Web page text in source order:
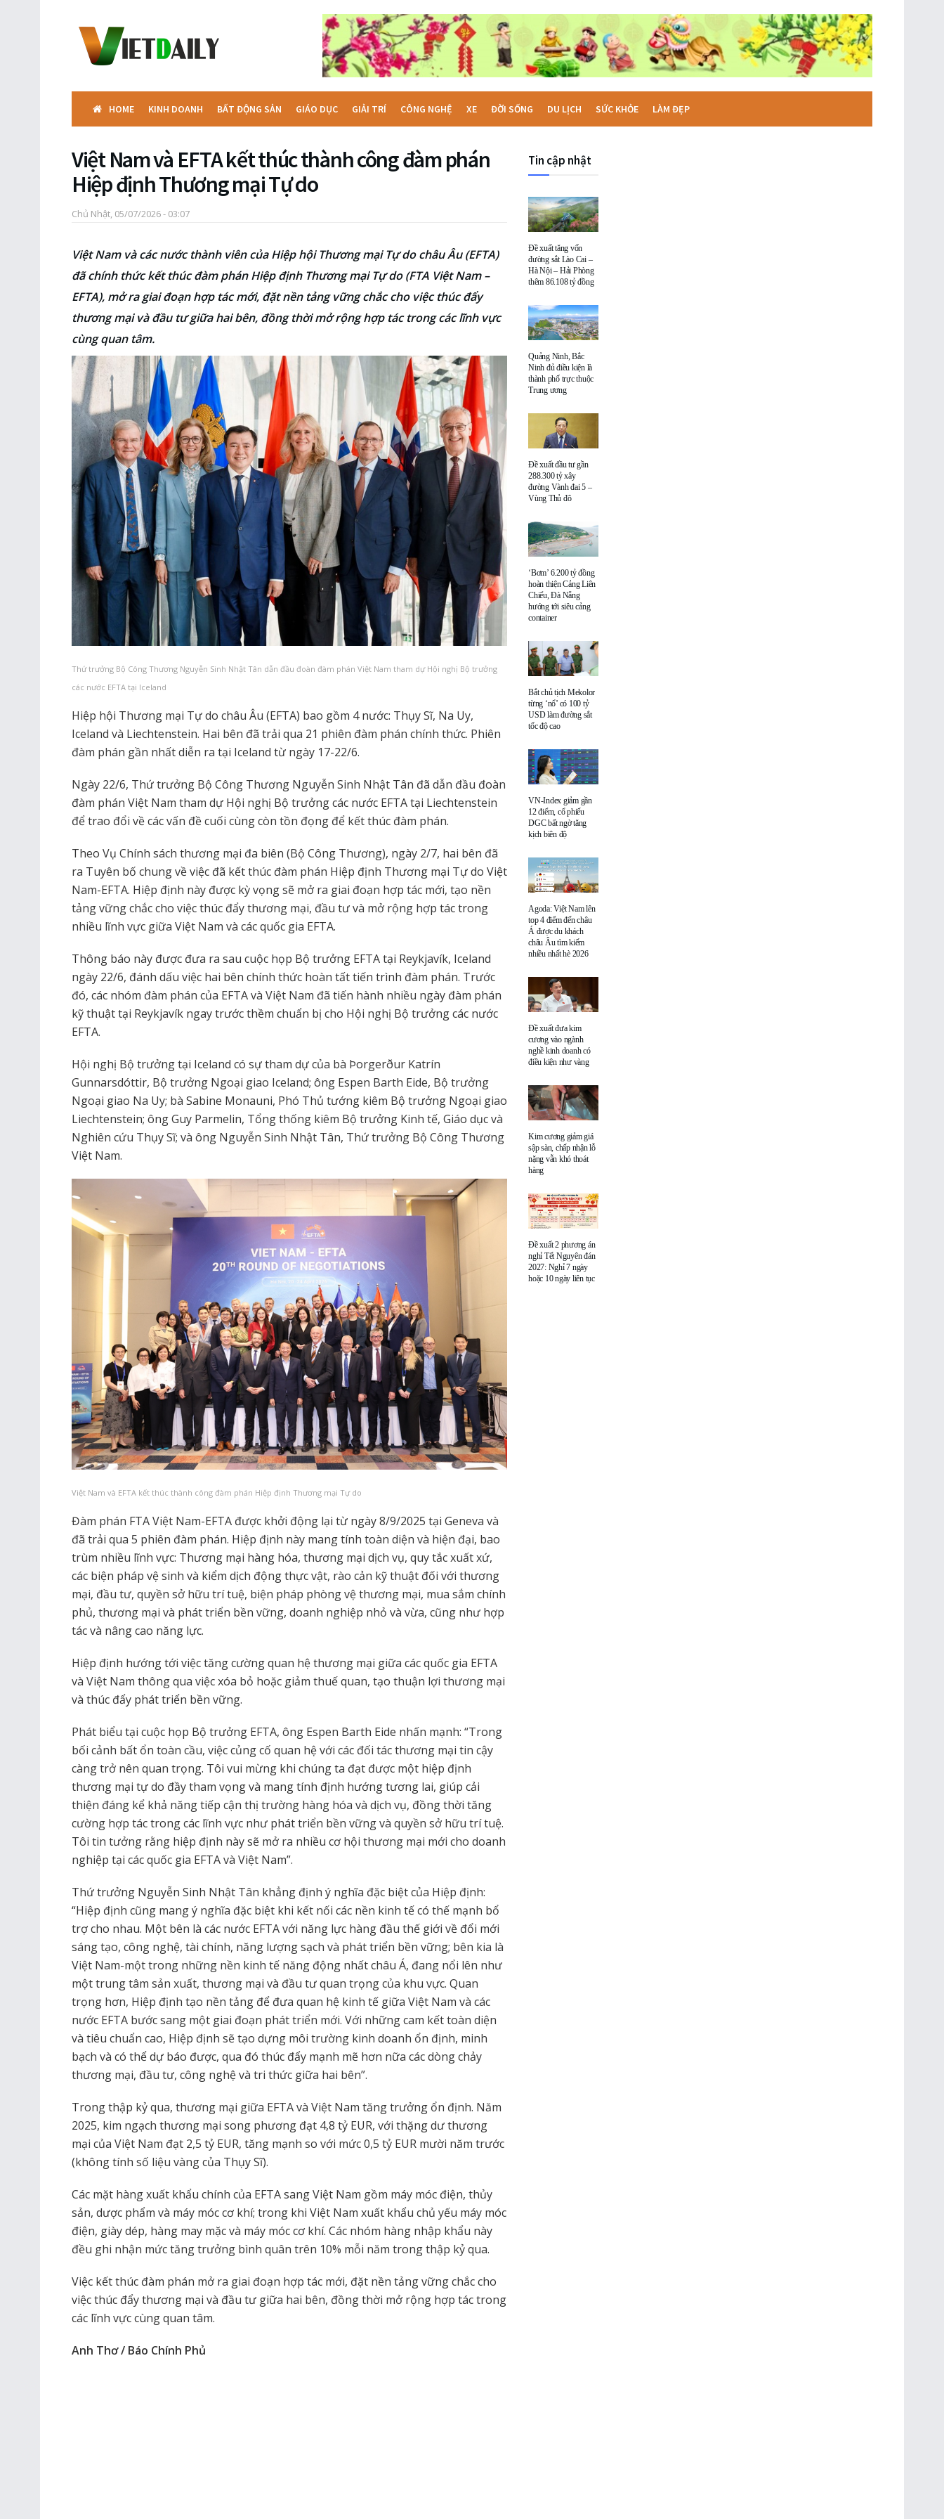
HOME KINH DOANH BẤT ĐỘNG SẢN GIÁO DỤC GIẢI TRÍ CÔNG NGHỆ XE ĐỜI SỐNG DU LỊCH SỨC KHỎE LÀM ĐẸP
Việt Nam và EFTA kết thúc thành công đàm phán
Hiệp định Thương mại Tự do
Chủ Nhật, 05/07/2026 - 03:07
Việt Nam và các nước thành viên của Hiệp hội Thương mại Tự do châu Âu (EFTA)
đã chính thức kết thúc đàm phán Hiệp định Thương mại Tự do (FTA Việt Nam –
EFTA), mở ra giai đoạn hợp tác mới, đặt nền tảng vững chắc cho việc thúc đẩy
thương mại và đầu tư giữa hai bên, đồng thời mở rộng hợp tác trong các lĩnh vực
cùng quan tâm.
Thứ trưởng Bộ Công Thương Nguyễn Sinh Nhật Tân dẫn đầu đoàn đàm phán Việt Nam tham dự Hội nghị Bộ trưởng
các nước EFTA tại Iceland
Hiệp hội Thương mại Tự do châu Âu (EFTA) bao gồm 4 nước: Thụy Sĩ, Na Uy,
Iceland và Liechtenstein. Hai bên đã trải qua 21 phiên đàm phán chính thức. Phiên
đàm phán gần nhất diễn ra tại Iceland từ ngày 17-22/6.
Ngày 22/6, Thứ trưởng Bộ Công Thương Nguyễn Sinh Nhật Tân đã dẫn đầu đoàn
đàm phán Việt Nam tham dự Hội nghị Bộ trưởng các nước EFTA tại Liechtenstein
để trao đổi về các vấn đề cuối cùng còn tồn đọng để kết thúc đàm phán.
Theo Vụ Chính sách thương mại đa biên (Bộ Công Thương), ngày 2/7, hai bên đã
ra Tuyên bố chung về việc đã kết thúc đàm phán Hiệp định Thương mại Tự do Việt
Nam-EFTA. Hiệp định này được kỳ vọng sẽ mở ra giai đoạn hợp tác mới, tạo nền
tảng vững chắc cho việc thúc đẩy thương mại, đầu tư và mở rộng hợp tác trong
nhiều lĩnh vực giữa Việt Nam và các quốc gia EFTA.
Thông báo này được đưa ra sau cuộc họp Bộ trưởng EFTA tại Reykjavík, Iceland
ngày 22/6, đánh dấu việc hai bên chính thức hoàn tất tiến trình đàm phán. Trước
đó, các nhóm đàm phán của EFTA và Việt Nam đã tiến hành nhiều ngày đàm phán
kỹ thuật tại Reykjavík ngay trước thềm chuẩn bị cho Hội nghị Bộ trưởng các nước
EFTA.
Hội nghị Bộ trưởng tại Iceland có sự tham dự của bà Þorgerður Katrín
Gunnarsdóttir, Bộ trưởng Ngoại giao Iceland; ông Espen Barth Eide, Bộ trưởng
Ngoại giao Na Uy; bà Sabine Monauni, Phó Thủ tướng kiêm Bộ trưởng Ngoại giao
Liechtenstein; ông Guy Parmelin, Tổng thống kiêm Bộ trưởng Kinh tế, Giáo dục và
Nghiên cứu Thụy Sĩ; và ông Nguyễn Sinh Nhật Tân, Thứ trưởng Bộ Công Thương
Việt Nam.
Việt Nam và EFTA kết thúc thành công đàm phán Hiệp định Thương mại Tự do
Đàm phán FTA Việt Nam-EFTA được khởi động lại từ ngày 8/9/2025 tại Geneva và
đã trải qua 5 phiên đàm phán. Hiệp định này mang tính toàn diện và hiện đại, bao
trùm nhiều lĩnh vực: Thương mại hàng hóa, thương mại dịch vụ, quy tắc xuất xứ,
các biện pháp vệ sinh và kiểm dịch động thực vật, rào cản kỹ thuật đối với thương
mại, đầu tư, quyền sở hữu trí tuệ, biện pháp phòng vệ thương mại, mua sắm chính
phủ, thương mại và phát triển bền vững, doanh nghiệp nhỏ và vừa, cũng như hợp
tác và nâng cao năng lực.
Hiệp định hướng tới việc tăng cường quan hệ thương mại giữa các quốc gia EFTA
và Việt Nam thông qua việc xóa bỏ hoặc giảm thuế quan, tạo thuận lợi thương mại
và thúc đẩy phát triển bền vững.
Phát biểu tại cuộc họp Bộ trưởng EFTA, ông Espen Barth Eide nhấn mạnh: “Trong
bối cảnh bất ổn toàn cầu, việc củng cố quan hệ với các đối tác thương mại tin cậy
càng trở nên quan trọng. Tôi vui mừng khi chúng ta đạt được một hiệp định
thương mại tự do đầy tham vọng và mang tính định hướng tương lai, giúp cải
thiện đáng kể khả năng tiếp cận thị trường hàng hóa và dịch vụ, đồng thời tăng
cường hợp tác trong các lĩnh vực như phát triển bền vững và quyền sở hữu trí tuệ.
Tôi tin tưởng rằng hiệp định này sẽ mở ra nhiều cơ hội thương mại mới cho doanh
nghiệp tại các quốc gia EFTA và Việt Nam”.
Thứ trưởng Nguyễn Sinh Nhật Tân khẳng định ý nghĩa đặc biệt của Hiệp định:
“Hiệp định cũng mang ý nghĩa đặc biệt khi kết nối các nền kinh tế có thế mạnh bổ
trợ cho nhau. Một bên là các nước EFTA với năng lực hàng đầu thế giới về đổi mới
sáng tạo, công nghệ, tài chính, năng lượng sạch và phát triển bền vững; bên kia là
Việt Nam-một trong những nền kinh tế năng động nhất châu Á, đang nổi lên như
một trung tâm sản xuất, thương mại và đầu tư quan trọng của khu vực. Quan
trọng hơn, Hiệp định tạo nền tảng để đưa quan hệ kinh tế giữa Việt Nam và các
nước EFTA bước sang một giai đoạn phát triển mới. Với những cam kết toàn diện
và tiêu chuẩn cao, Hiệp định sẽ tạo dựng môi trường kinh doanh ổn định, minh
bạch và có thể dự báo được, qua đó thúc đẩy mạnh mẽ hơn nữa các dòng chảy
thương mại, đầu tư, công nghệ và tri thức giữa hai bên”.
Trong thập kỷ qua, thương mại giữa EFTA và Việt Nam tăng trưởng ổn định. Năm
2025, kim ngạch thương mại song phương đạt 4,8 tỷ EUR, với thặng dư thương
mại của Việt Nam đạt 2,5 tỷ EUR, tăng mạnh so với mức 0,5 tỷ EUR mười năm trước
(không tính số liệu vàng của Thụy Sĩ).
Các mặt hàng xuất khẩu chính của EFTA sang Việt Nam gồm máy móc điện, thủy
sản, dược phẩm và máy móc cơ khí; trong khi Việt Nam xuất khẩu chủ yếu máy móc
điện, giày dép, hàng may mặc và máy móc cơ khí. Các nhóm hàng nhập khẩu này
đều ghi nhận mức tăng trưởng bình quân trên 10% mỗi năm trong thập kỷ qua.
Việc kết thúc đàm phán mở ra giai đoạn hợp tác mới, đặt nền tảng vững chắc cho
việc thúc đẩy thương mại và đầu tư giữa hai bên, đồng thời mở rộng hợp tác trong
các lĩnh vực cùng quan tâm.
Anh Thơ / Báo Chính Phủ
Tin cập nhật
Đề xuất tăng vốn
đường sắt Lào Cai –
Hà Nội – Hải Phòng
thêm 86.108 tỷ đồng
Quảng Ninh, Bắc
Ninh đủ điều kiện là
thành phố trực thuộc
Trung ương
Đề xuất đầu tư gần
288.300 tỷ xây
đường Vành đai 5 –
Vùng Thủ đô
‘Bơm’ 6.200 tỷ đồng
hoàn thiện Cảng Liên
Chiểu, Đà Nẵng
hướng tới siêu cảng
container
Bắt chủ tịch Mekolor
từng ‘nổ’ có 100 tỷ
USD làm đường sắt
tốc độ cao
VN-Index giảm gần
12 điểm, cổ phiếu
DGC bất ngờ tăng
kịch biên độ
Agoda: Việt Nam lên
top 4 điểm đến châu
Á được du khách
châu Âu tìm kiếm
nhiều nhất hè 2026
Đề xuất đưa kim
cương vào ngành
nghề kinh doanh có
điều kiện như vàng
Kim cương giảm giá
sập sàn, chấp nhận lỗ
nặng vẫn khó thoát
hàng
Đề xuất 2 phương án
nghỉ Tết Nguyên đán
2027: Nghỉ 7 ngày
hoặc 10 ngày liên tục